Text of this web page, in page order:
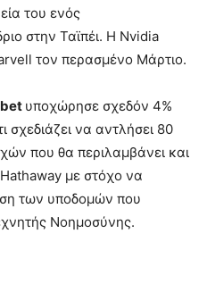
του ενός
στην Ταϊπέι. Η Nvidia
τον περασμένο Μάρτιο.
υποχώρησε σχεδόν 4%
σχεδιάζει να αντλήσει 80
που θα περιλαμβάνει και
με στόχο να
των υποδομών που
Νοημοσύνης.